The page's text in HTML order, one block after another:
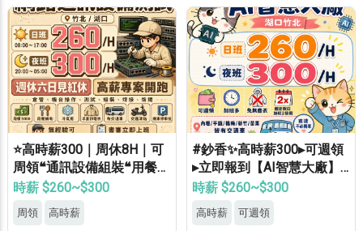
⭐高時薪300｜周休8H｜可
周領❝通訊設備組裝❝用餐補
助⭐等當兵可❝免經驗
時薪 $260~$300
周領 高時薪
#鈔香✨高時薪300▸可週領
▸立即報到【AI智慧大廠】
桃竹苗專車免費接送▸轉正
時薪 $260~$300
高時薪 可週領